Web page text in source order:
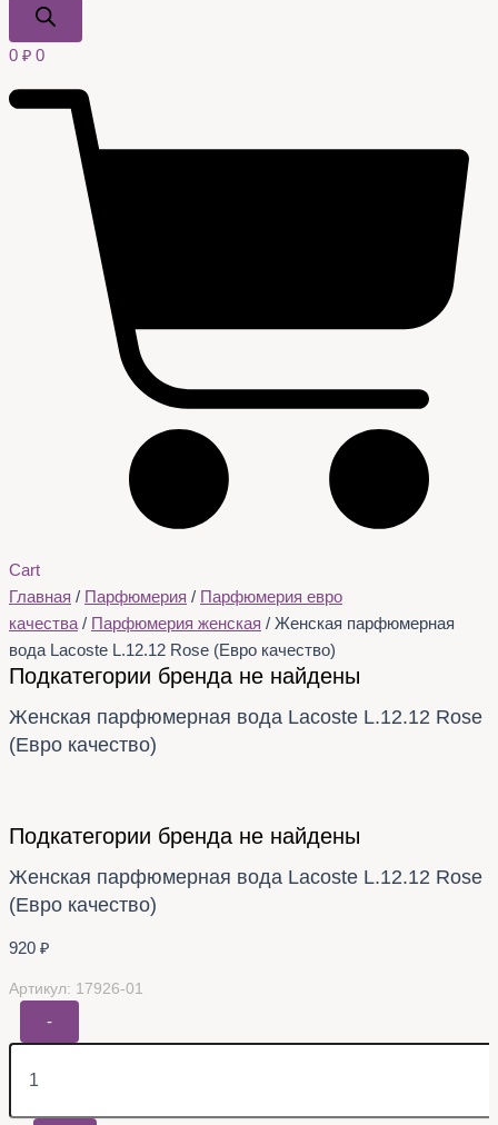
0 ₽ 0
Cart
Главная / Парфюмерия / Парфюмерия евро
качества / Парфюмерия женская / Женская парфюмерная
вода Lacoste L.12.12 Rose (Евро качество)
Подкатегории бренда не найдены
Женская парфюмерная вода Lacoste L.12.12 Rose
(Евро качество)
Подкатегории бренда не найдены
Женская парфюмерная вода Lacoste L.12.12 Rose
(Евро качество)
920 ₽
Артикул: 17926-01
-